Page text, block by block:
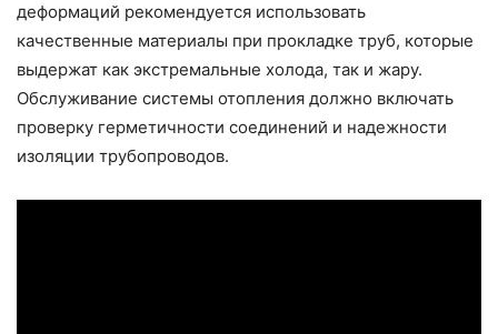
деформаций рекомендуется использовать
качественные материалы при прокладке труб, которые
выдержат как экстремальные холода, так и жару.
Обслуживание системы отопления должно включать
проверку герметичности соединений и надежности
изоляции трубопроводов.